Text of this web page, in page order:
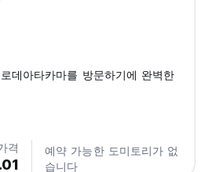
데아타카마를 방문하기에 완벽한
격
예약 가능한 도미토리가 없
습니다